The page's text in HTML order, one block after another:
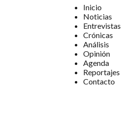
Inicio
Noticias
Entrevistas
Crónicas
Análisis
Opinión
Agenda
Reportajes
Contacto